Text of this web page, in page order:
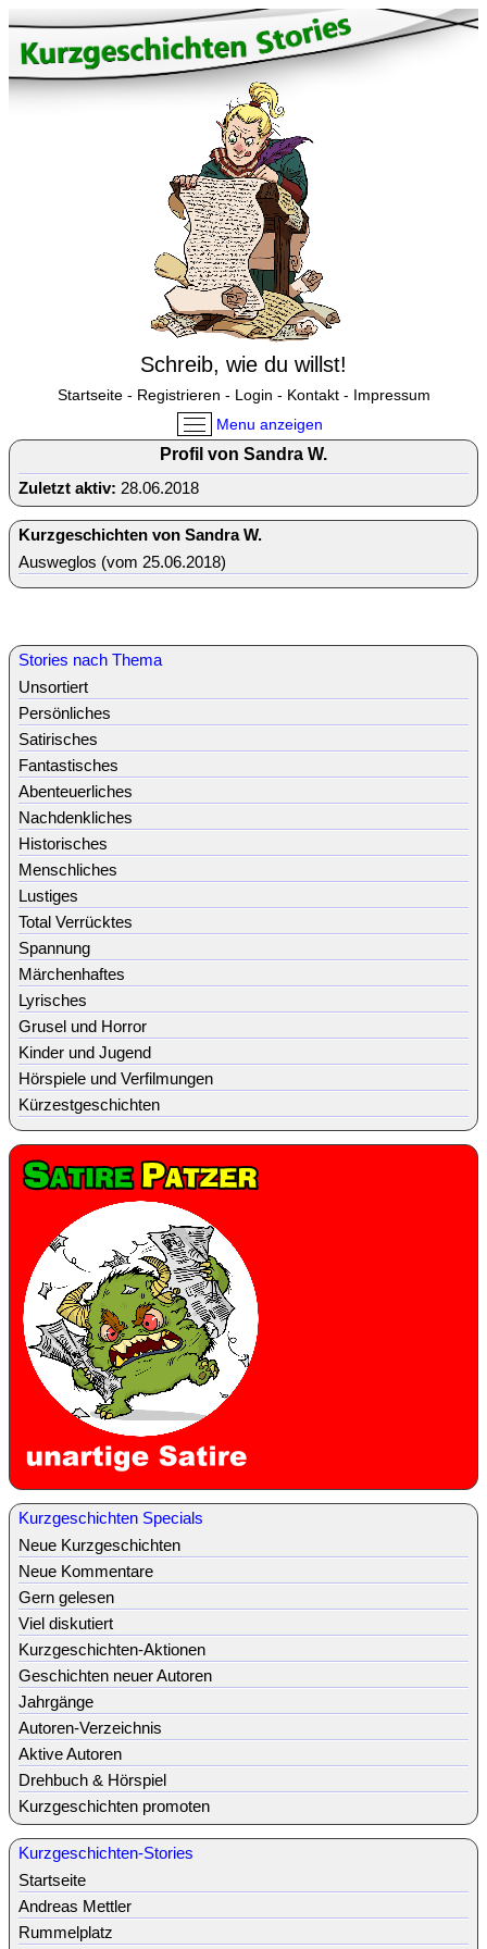
Schreib, wie du willst!
Startseite- Registrieren - Login - Kontakt- Impressum
Menu anzeigen
Profil von Sandra W.
Zuletzt aktiv: 28.06.2018
Kurzgeschichten von Sandra W.
Ausweglos (vom 25.06.2018)
Stories nach Thema
Unsortiert
Persönliches
Satirisches
Fantastisches
Abenteuerliches
Nachdenkliches
Historisches
Menschliches
Lustiges
Total Verrücktes
Spannung
Märchenhaftes
Lyrisches
Grusel und Horror
Kinder und Jugend
Hörspiele und Verfilmungen
Kürzestgeschichten
Kurzgeschichten Specials
Neue Kurzgeschichten
Neue Kommentare
Gern gelesen
Viel diskutiert
Kurzgeschichten-Aktionen
Geschichten neuer Autoren
Jahrgänge
Autoren-Verzeichnis
Aktive Autoren
Drehbuch & Hörspiel
Kurzgeschichten promoten
Kurzgeschichten-Stories
Startseite
Andreas Mettler
Rummelplatz